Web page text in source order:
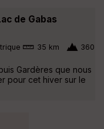
de Gabas
35 km
360
Gardères que nous
pour cet hiver sur le